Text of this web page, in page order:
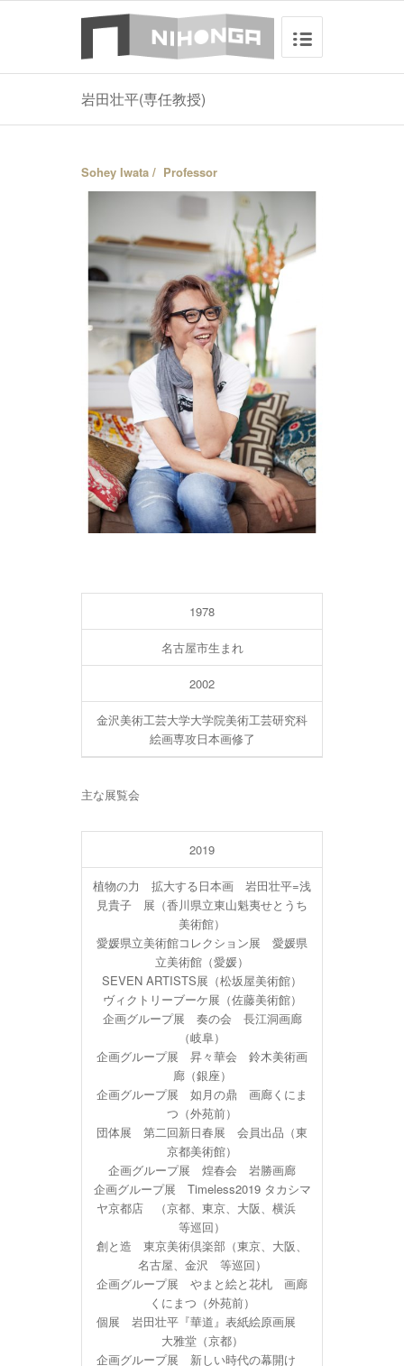
岩田壮平(専任教授)
Sohey Iwata / Professor
1978
名古屋市生まれ
2002
金沢美術工芸大学大学院美術工芸研究科
絵画専攻日本画修了
主な展覧会
2019
植物の力 拡大する日本画 岩田壮平=浅
見貴子 展（香川県立東山魁夷せとうち
美術館）
愛媛県立美術館コレクション展 愛媛県
立美術館（愛媛）
SEVEN ARTISTS展（松坂屋美術館）
ヴィクトリーブーケ展（佐藤美術館）
企画グループ展 奏の会 長江洞画廊
（岐阜）
企画グループ展 昇々華会 鈴木美術画
廊（銀座）
企画グループ展 如月の鼎 画廊くにま
つ（外苑前）
団体展 第二回新日春展 会員出品（東
京都美術館）
企画グループ展 煌春会 岩勝画廊
企画グループ展 Timeless2019 タカシマ
ヤ京都店 （京都、東京、大阪、横浜
等巡回）
創と造 東京美術倶楽部（東京、大阪、
名古屋、金沢 等巡回）
企画グループ展 やまと絵と花札 画廊
くにまつ（外苑前）
個展 岩田壮平『華道』表紙絵原画展
大雅堂（京都）
企画グループ展 新しい時代の幕開け